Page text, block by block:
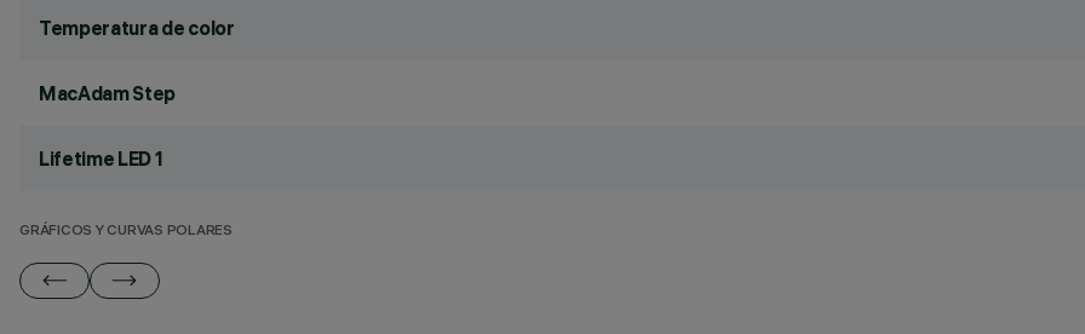
Temperatura de color
MacAdam Step
Lifetime LED 1
GRÁFICOS Y CURVAS POLARES